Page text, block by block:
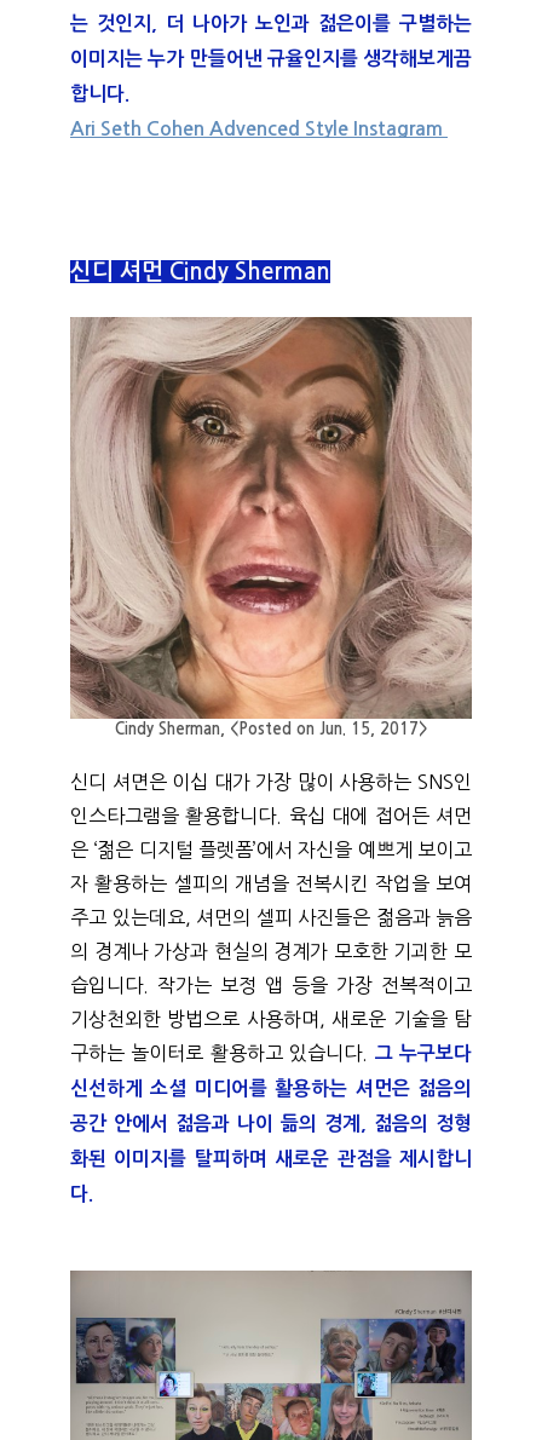
는 것인지, 더 나아가 노인과 젊은이를 구별하는
이미지는 누가 만들어낸 규율인지를 생각해보게끔
합니다.
Ari Seth Cohen Advenced Style Instagram
신디 셔먼 Cindy Sherman
Cindy Sherman, <Posted on Jun. 15, 2017>
신디 셔면은 이십 대가 가장 많이 사용하는 SNS인
인스타그램을 활용합니다. 육십 대에 접어든 셔먼
은 ‘젊은 디지털 플렛폼’에서 자신을 예쁘게 보이고
자 활용하는 셀피의 개념을 전복시킨 작업을 보여
주고 있는데요, 셔먼의 셀피 사진들은 젊음과 늙음
의 경계나 가상과 현실의 경계가 모호한 기괴한 모
습입니다. 작가는 보정 앱 등을 가장 전복적이고
기상천외한 방법으로 사용하며, 새로운 기술을 탐
구하는 놀이터로 활용하고 있습니다. 그 누구보다
신선하게 소셜 미디어를 활용하는 셔먼은 젊음의
공간 안에서 젊음과 나이 듦의 경계, 젊음의 정형
화된 이미지를 탈피하며 새로운 관점을 제시합니
다.